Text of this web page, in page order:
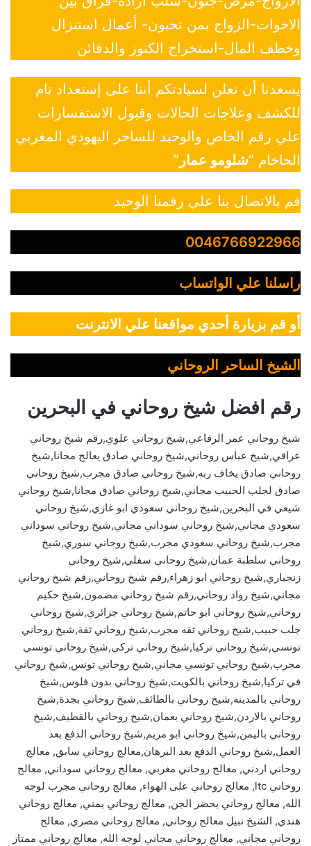
الاخوات-الزواج بمن تحبون- أعمال استنزال
وخطف المال-استخراج الكنوز والدفائن
يسعدنا أن نعلن لسيادتكم أننا على إستعداد تام
للكشف وعلاجات الحالات وقبول الاستفسارات
علي رقم الخاص والوحيد للساحر اليهودي المغربي
الحاخام “شلومو عمار ”
قم بالاتصال بنا علي رقمنا الوحيد
0046766922966
راسلنا علي الواتساب
أو قم بزيارة أحدي مواقعنا علي الانترنت
الشيخ الساحر الروحاني
رقم افضل شيخ روحاني في البحرين
شيخ روحاني عمر الرفاعي,شيخ روحاني علوي,رقم شيخ روحاني
عراقي,شيخ عباس روحاني,شيخ روحاني صادق يعالج مجانا,شيخ
روحاني صادق يخاف ربه,شيخ روحاني صادق مجرب,شيخ روحاني
صادق لجلب الحبيب مجاني,شيخ روحاني صادق مجانا,شيخ روحاني
شيعي في البحرين,شيخ روحاني سعودي ابو غازي,شيخ روحاني
سعودي مجاني,شيخ روحاني سوداني مجاني,شيخ روحاني سوداني
مجرب,شيخ روحاني سعودي مجرب,شيخ روحاني سوري,شيخ
روحاني سلطنة عمان,شيخ روحاني سفلي,شيخ روحاني
زنجباري,شيخ روحاني ابو زهراء,رقم شيخ روحاني,رقم شيخ روحاني
مجاني,شيخ رواد روحاني,رقم شيخ روحاني مضمون,شيخ حكيم
روحاني,شيخ روحاني ابو حاتم,شيخ روحاني جزائري,شيخ روحاني
جلب حبيب,شيخ روحاني ثقه مجرب,شيخ روحاني ثقة,شيخ روحاني
تونسي,شيخ روحاني تركيا,شيخ روحاني تركي,شيخ روحاني تونسي
مجرب,شيخ روحاني تونسي مجاني,شيخ روحاني تونس,شيخ روحاني
في تركيا,شيخ روحاني بالكويت,شيخ روحاني بدون فلوس,شيخ
روحاني بالمدينه,شيخ روحاني بالطائف,شيخ روحاني بجدة,شيخ
روحاني بالاردن,شيخ روحاني بعمان,شيخ روحاني بالقطيف,شيخ
روحاني باليمن,شيخ روحاني ابو مريم,شيخ روحاني الدفع بعد
العمل,شيخ روحاني الدفع بعد البرهان,معالج روحاني سابق, معالج
روحاني اردني, معالج روحاني مغربي, معالج روحاني سوداني, معالج
روحاني ltc, معالج روحاني على الهواء, معالج روحاني مجرب لوجه
الله, معالج روحاني يحضر الجن, معالج روحاني يمني, معالج روحاني
هندي, الشيخ نبيل معالج روحاني, معالج روحاني مصري, معالج
روحاني مجاني, معالج روحاني مجاني لوجه الله, معالج روحاني ممتاز